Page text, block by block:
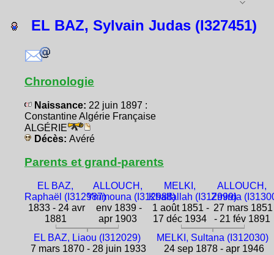
EL BAZ, Sylvain Judas (I327451)
Chronologie
Naissance: 22 juin 1897 :
Constantine Algérie Française
ALGÉRIE
Décès: Avéré
Parents et grand-parents
EL BAZ,
Raphaël (I312987)
1833 - 24 avr
1881
ALLOUCH,
Ymmouna (I312988)
env 1839 -
apr 1903
MELKI,
Khalfallah (I312999)
1 août 1851 -
17 déc 1934
ALLOUCH,
Zmirda
27 mars 1851
- 21 fév 1891
EL BAZ, Liaou (I312029)
7 mars 1870 - 28 juin 1933
MELKI, Sultana (I312030)
24 sep 1878 - apr 1946